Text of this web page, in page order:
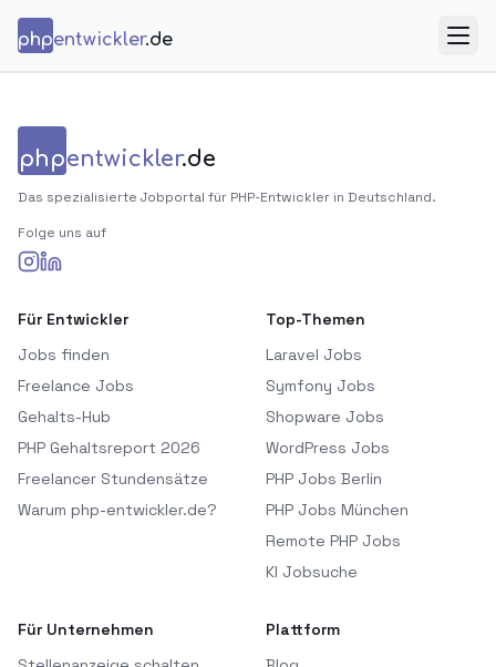
phpentwickler.de
phpentwickler.de
Das spezialisierte Jobportal für PHP-Entwickler in Deutschland.
Folge uns auf
Für Entwickler
Jobs finden
Freelance Jobs
Gehalts-Hub
PHP Gehaltsreport 2026
Freelancer Stundensätze
Warum php-entwickler.de?
Top-Themen
Laravel Jobs
Symfony Jobs
Shopware Jobs
WordPress Jobs
PHP Jobs Berlin
PHP Jobs München
Remote PHP Jobs
KI Jobsuche
Für Unternehmen
Plattform